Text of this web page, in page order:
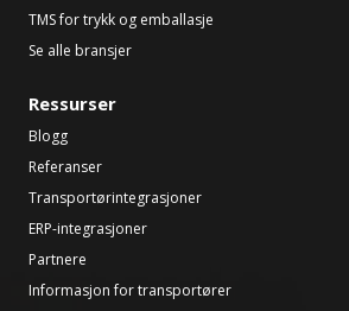
TMS for trykk og emballasje
Se alle bransjer
Ressurser
Blogg
Referanser
Transportørintegrasjoner
ERP-integrasjoner
Partnere
Informasjon for transportører